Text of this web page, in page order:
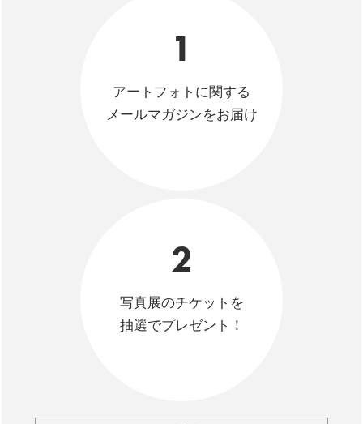
1
アートフォトに関する
メールマガジンをお届け
2
写真展のチケットを
抽選でプレゼント！